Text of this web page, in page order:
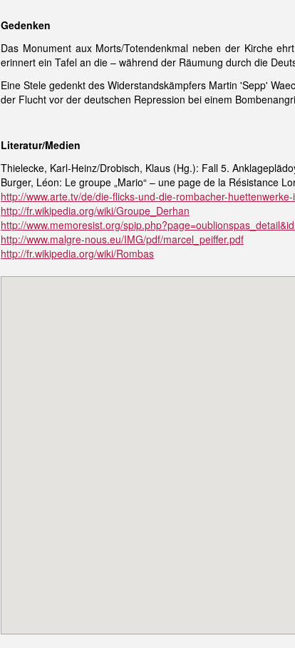
Gedenken
Das Monument aux Morts/Totendenkmal neben der Kirche
erinnert ein Tafel an die – während der Räumung durch die
Eine Stele gedenkt des Widerstandskämpfers Martin 'Sepp'
der Flucht vor der deutschen Repression bei einem
Literatur/Medien
Thielecke, Karl-Heinz/Drobisch, Klaus (Hg.): Fall 5.
Burger, Léon: Le groupe „Mario“ – une page de la Résistance
http://www.arte.tv/de/die-flicks-und-die-rombacher-
http://fr.wikipedia.org/wiki/Groupe_Derhan
http://www.memoresist.org/
http://www.malgre-nous.eu/IMG/pdf/marcel_peiffer.pdf
http://fr.wikipedia.org/wiki/Rombas